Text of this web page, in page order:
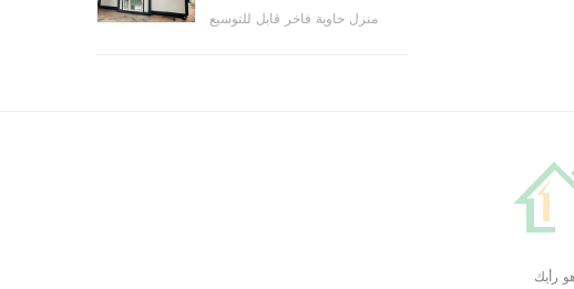
نوم
منزل حاوية فاخر قابل للتوسيع